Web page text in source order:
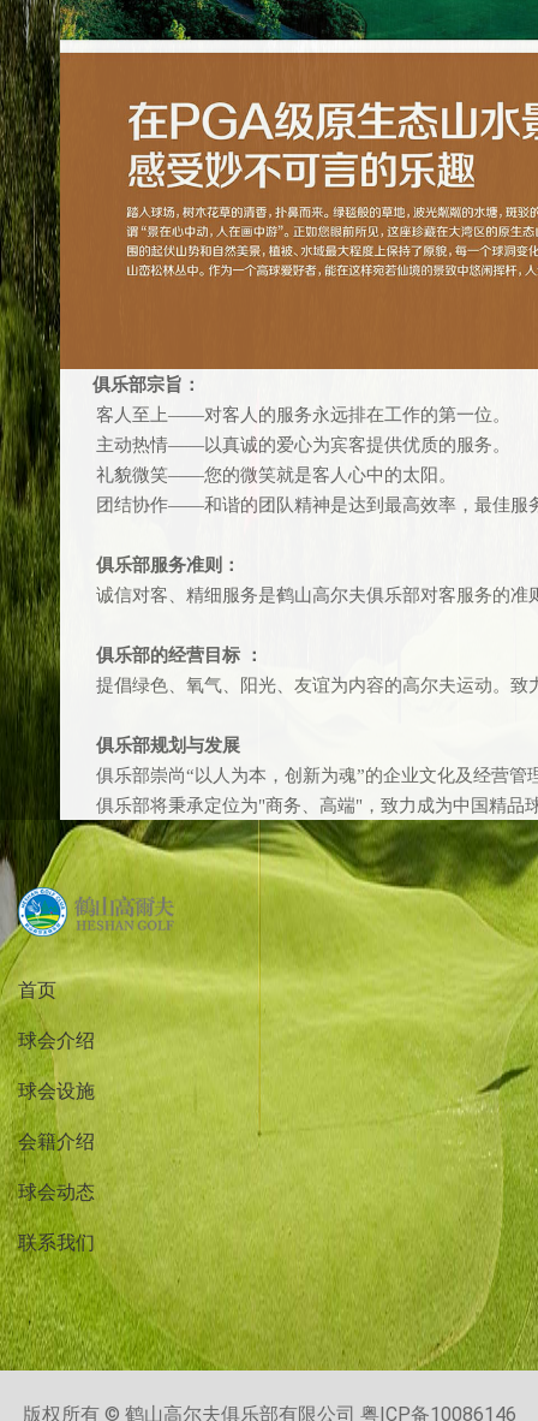
俱乐部宗旨：
客人至上――对客人的服务永远排在工作的第一位。
主动热情――以真诚的爱心为宾客提供优质的服务。
礼貌微笑――您的微笑就是客人心中的太阳。
团结协作――和谐的团队精神是达到最高效率，最佳服
俱乐部服务准则：
诚信对客、精细服务是鹤山高尔夫俱乐部对客服务的准
俱乐部的经营目标 ：
提倡绿色、氧气、阳光、友谊为内容的高尔夫运动。致
俱乐部规划与发展
俱乐部崇尚“以人为本，创新为魂”的企业文化及经营管
俱乐部将秉承定位为"商务、高端"，致力成为中国精品
首页
球会介绍
球会设施
会籍介绍
球会动态
联系我们
版权所有 © 鹤山高尔夫俱乐部有限公司 粤ICP备10086146